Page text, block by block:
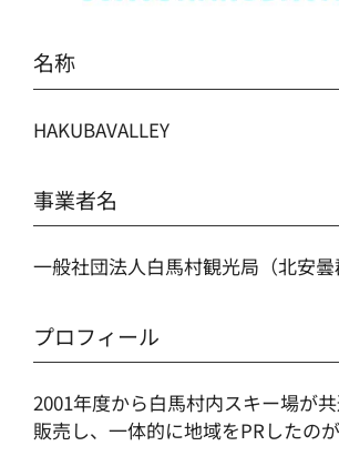
名称
HAKUBAVALLEY
事業者名
一般社団法人白馬村観光局（北安曇
プロフィール
2001年度から白馬村内スキー場が
販売し、一体的に地域をPRしたのが